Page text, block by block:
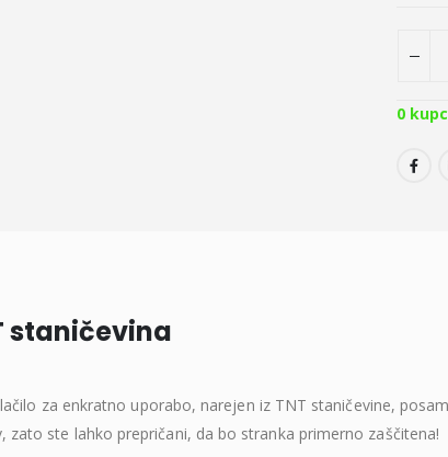
0
staničevina
za enkratno uporabo, narejen iz TNT staničevine,
ste lahko prepričani, da bo stranka primerno zaščitena!